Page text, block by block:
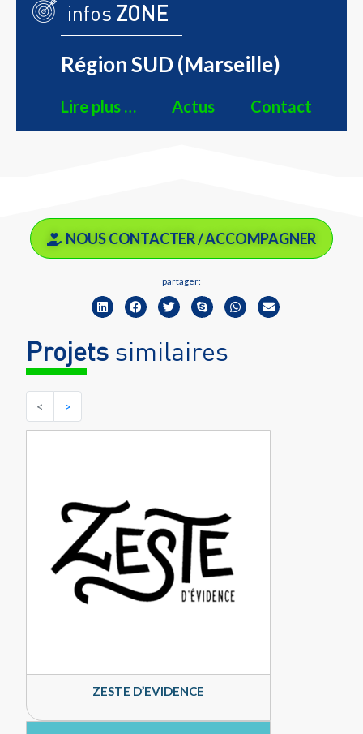
infos ZONE
Région SUD (Marseille)
Lire plus … Actus Contact
NOUS CONTACTER / ACCOMPAGNER
partager:
Projets similaires
< >
ZESTE D’EVIDENCE